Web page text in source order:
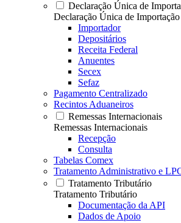
Declaração Única de
Declaração Única de Importação
Importador
Depositários
Receita Federal
Anuentes
Secex
Sefaz
Pagamento Centralizado
Recintos Aduaneiros
Remessas Internacionais
Remessas Internacionais
Recepção
Consulta
Tabelas Comex
Tratamento Administrativo e
Tratamento Tributário
Tratamento Tributário
Documentação da API
Dados de Apoio